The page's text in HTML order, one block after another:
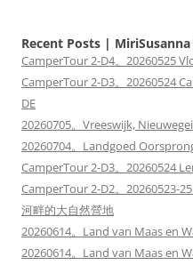
Recent Posts | MiriSusanna
CamperTour 2-D4。20260525
CamperTour 2-D3。20260524
DE
20260705。Vreeswijk,
20260704。Landgoed
CamperTour 2-D3。20260524
CamperTour 2-D2。20260523-
河畔的大自然營地
20260614。Land van Maas en
20260614。Land van Maas en